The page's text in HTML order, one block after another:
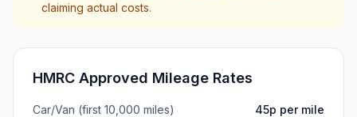
claiming actual costs.
HMRC Approved Mileage Rates
Car/Van (first 10,000 miles)
45p per mile